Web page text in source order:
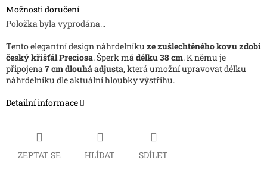
Možnosti doručení
Položka byla vyprodána…
Tento elegantní design náhrdelníku ze zušlechtěného kovu zdobí
český křišťál Preciosa. Šperk mádélku 38 cm. K němu je
připojena7 cm dlouhá adjusta, která umožní upravovat délku
náhrdelníku dle aktuální hloubky výstřihu.
Detailní informace
ZEPTAT SE HLÍDAT SDÍLET